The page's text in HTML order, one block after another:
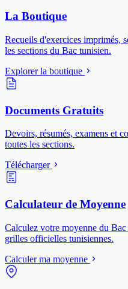
La Boutique
Recueils d'exercices imprimés,
les sections du Bac tunisien.
Explorer la boutique
Documents Gratuits
Devoirs, résumés, examens et
toutes les sections.
Télécharger
Calculateur de Moyenne
Calculez votre moyenne du
grilles officielles tunisiennes.
Calculer ma moyenne